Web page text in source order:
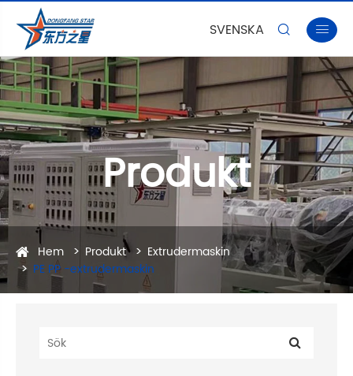
SVENSKA  
Produkt
Hem Produkt
Extrudermaskin
PE PP -extrudermaskin